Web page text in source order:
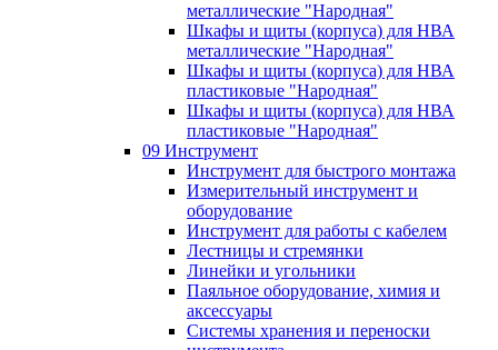
металлические "Народная"
Шкафы и щиты (корпуса) для НВА
металлические "Народная"
Шкафы и щиты (корпуса) для НВА
пластиковые "Народная"
Шкафы и щиты (корпуса) для НВА
пластиковые "Народная"
09 Инструмент
Инструмент для быстрого монтажа
Измерительный инструмент и
оборудование
Инструмент для работы с кабелем
Лестницы и стремянки
Линейки и угольники
Паяльное оборудование, химия и
аксессуары
Системы хранения и переноски